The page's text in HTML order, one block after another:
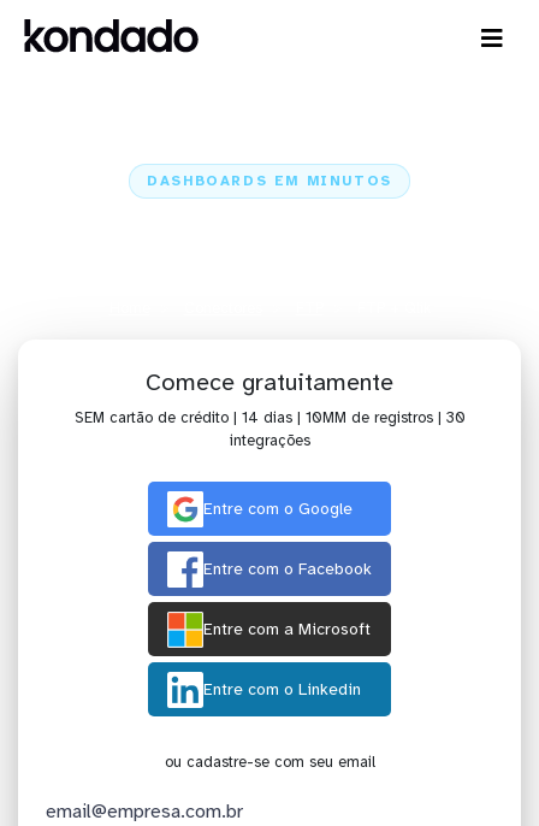
DASHBOARDS EM MINUTOS
Comece gratuitamente
SEM cartão de crédito | 14 dias | 10MM de registros | 30
integrações
Entre com o Google
Entre com o Facebook
Entre com a Microsoft
Entre com o Linkedin
ou cadastre-se com seu email